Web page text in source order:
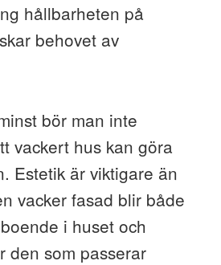
hållbarheten på
behovet av
bör man inte
vackert hus kan göra
Estetik är viktigare än
vacker fasad blir både
i huset och
den som passerar